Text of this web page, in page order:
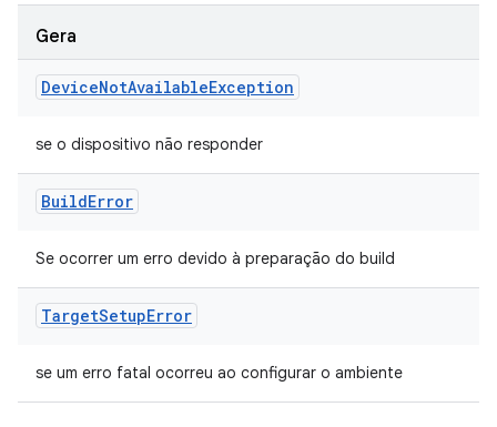
Gera
DeviceNotAvailableException
se o dispositivo não responder
BuildError
Se ocorrer um erro devido à preparação do build
TargetSetupError
se um erro fatal ocorreu ao configurar o ambiente